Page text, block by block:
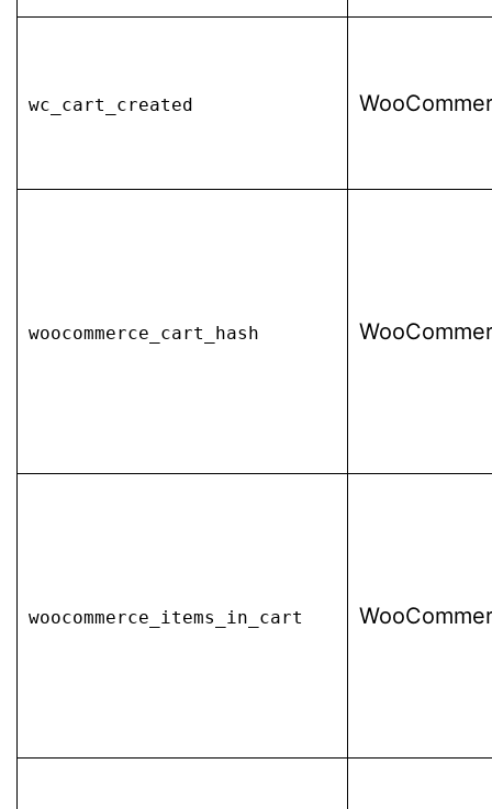
wc_cart_created
woocommerce_cart_hash
woocommerce_items_in_cart